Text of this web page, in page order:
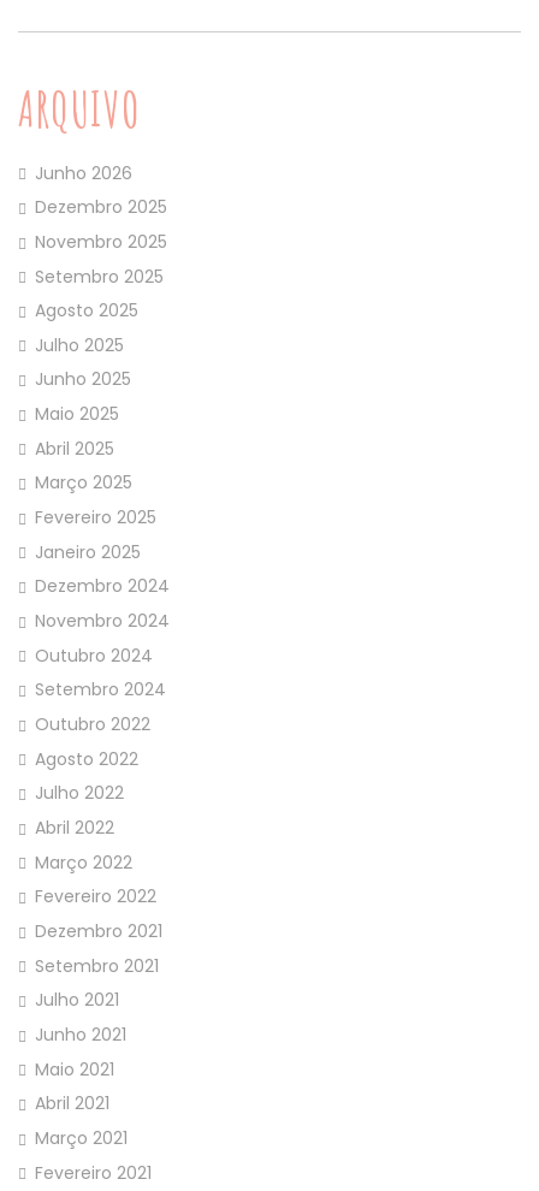
ARQUIVO
Junho 2026
Dezembro 2025
Novembro 2025
Setembro 2025
Agosto 2025
Julho 2025
Junho 2025
Maio 2025
Abril 2025
Março 2025
Fevereiro 2025
Janeiro 2025
Dezembro 2024
Novembro 2024
Outubro 2024
Setembro 2024
Outubro 2022
Agosto 2022
Julho 2022
Abril 2022
Março 2022
Fevereiro 2022
Dezembro 2021
Setembro 2021
Julho 2021
Junho 2021
Maio 2021
Abril 2021
Março 2021
Fevereiro 2021